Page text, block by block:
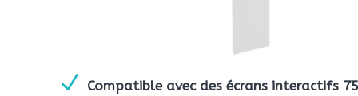
N Compatible avec des écrans interactifs